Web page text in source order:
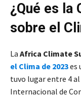
¿Qué es la
sobre el
La Africa Climate
el Clima de 2023es
tuvo lugar entre 4
Internacional de